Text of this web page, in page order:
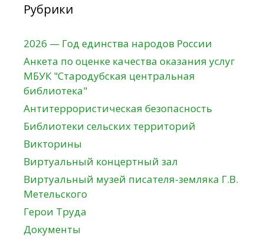
Рубрики
2026 — Год единства народов России
Анкета по оценке качества оказания услуг
МБУК "Стародубская центральная
библиотека"
Антитеррористическая безопасность
Библиотеки сельских территорий
Викторины
Виртуальный концертный зал
Виртуальный музей писателя-земляка Г.В.
Метельского
Герои Труда
Документы